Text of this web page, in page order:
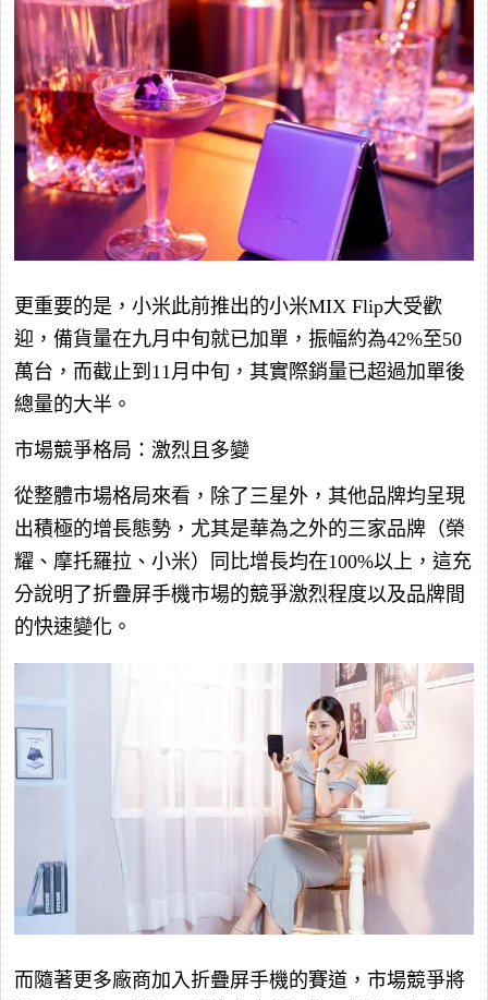
更重要的是，小米此前推出的小米MIX Flip大受歡
迎，備貨量在九月中旬就已加單，振幅約為42%至50
萬台，而截止到11月中旬，其實際銷量已超過加單後
總量的大半。
市場競爭格局：激烈且多變
從整體市場格局來看，除了三星外，其他品牌均呈現
出積極的增長態勢，尤其是華為之外的三家品牌（榮
耀、摩托羅拉、小米）同比增長均在100%以上，這充
分說明了折疊屏手機市場的競爭激烈程度以及品牌間
的快速變化。
而隨著更多廠商加入折疊屏手機的賽道，市場競爭將